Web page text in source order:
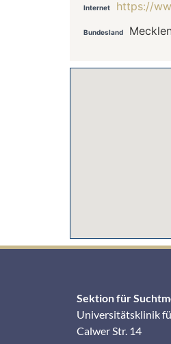
Internet https://
Bundesland
Sektion für
Universitätsklinik
Calwer Str. 14